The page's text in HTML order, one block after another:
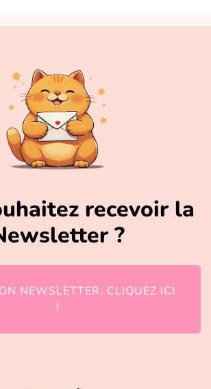
recevoir la
?
NEWSLETTER, CLIQUEZ ICI
!